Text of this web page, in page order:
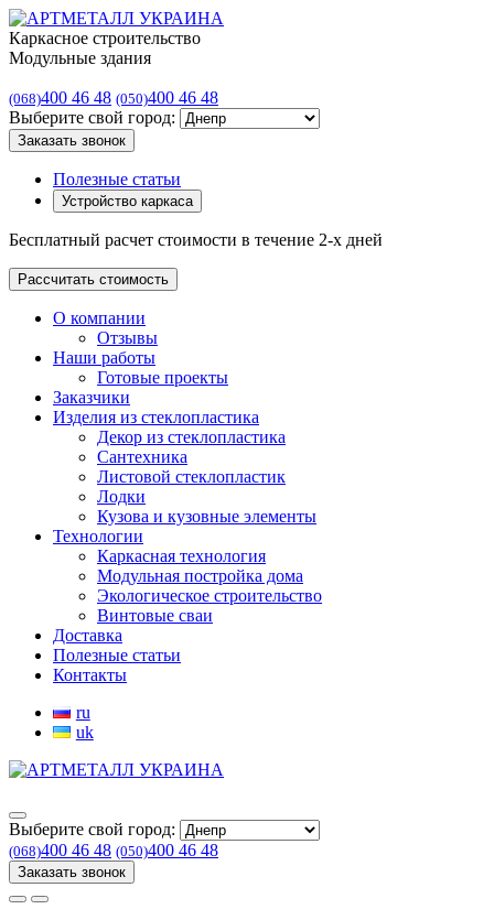
Каркасное строительство
Модульные здания
(068)400 46 48 (050)400 46 48
Выберите свой город:
Заказать звонок
Полезные статьи
Устройство каркаса
Бесплатный расчет стоимости в течение 2-х дней
Рассчитать стоимость
О компании
Отзывы
Наши работы
Готовые проекты
Заказчики
Изделия из стеклопластика
Декор из стеклопластика
Сантехника
Листовой стеклопластик
Лодки
Кузова и кузовные элементы
Технологии
Каркасная технология
Модульная постройка дома
Экологическое строительство
Винтовые сваи
Доставка
Полезные статьи
Контакты
ru
uk
Выберите свой город:
(068)400 46 48 (050)400 46 48
Заказать звонок